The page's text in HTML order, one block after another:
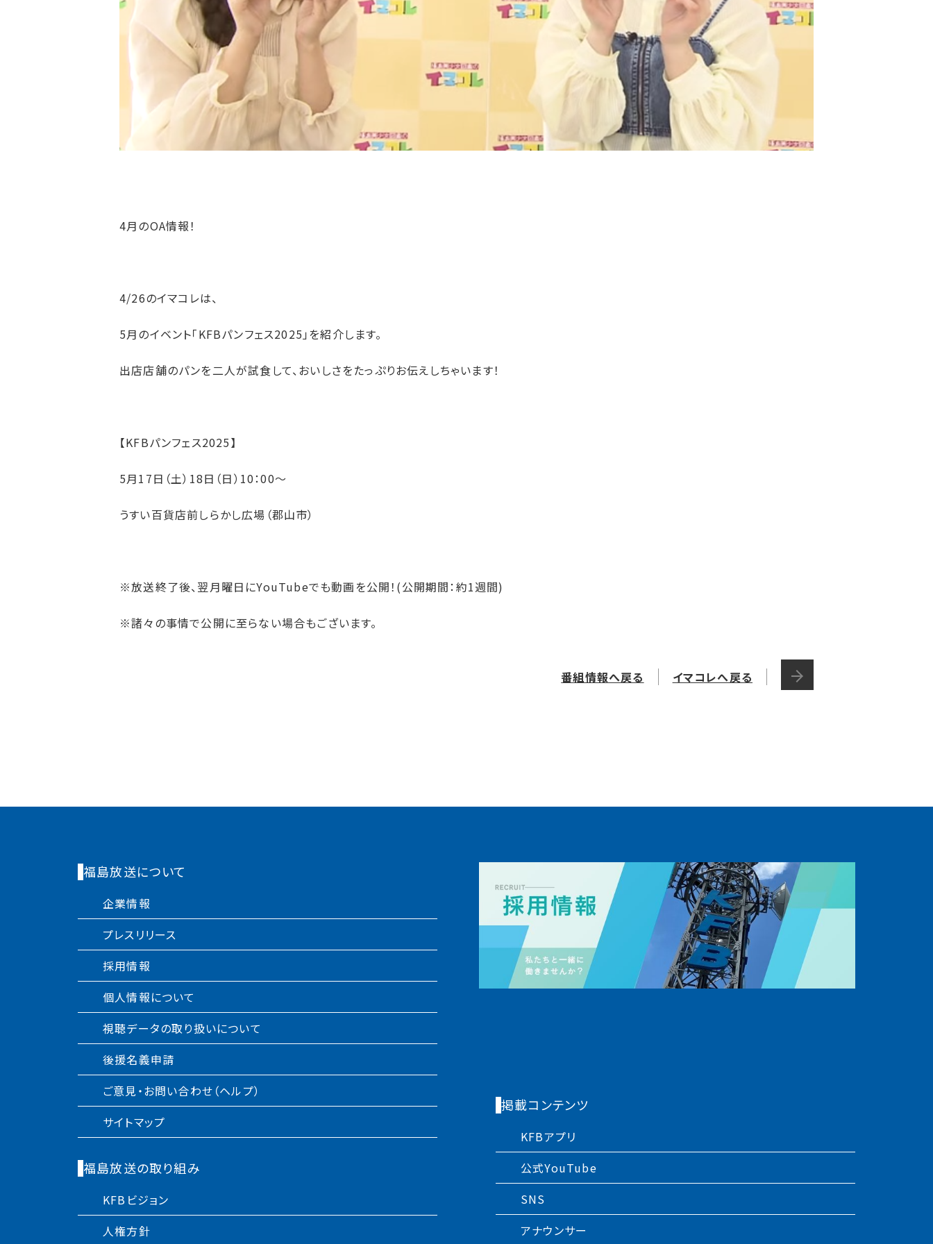
4月のOA情報！
4/26のイマコレは、
5月のイベント「KFBパンフェス2025」を紹介します。
出店店舗のパンを二人が試食して、おいしさをたっぷりお伝えしちゃいます！
【KFBパンフェス2025】
5月17日（土）18日（日）10：00～
うすい百貨店前しらかし広場（郡山市）
※放送終了後、翌月曜日にYouTubeでも動画を公開！(公開期間：約1週間)
※諸々の事情で公開に至らない場合もございます。
イマコレへ戻る
番組情報へ戻る
福島放送について
企業情報
プレスリリース
採用情報
個人情報について
視聴データの取り扱いについて
後援名義申請
ご意見・お問い合わせ（ヘルプ）
サイトマップ
福島放送の取り組み
KFBビジョン
人権方針
掲載コンテンツ
KFBアプリ
公式YouTube
SNS
アナウンサー